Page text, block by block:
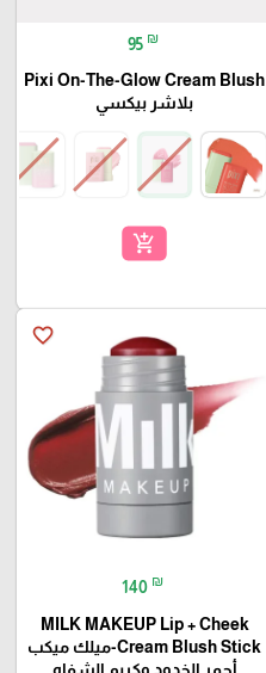
95 ₪
Pixi On-The-Glow Cream Blush
بلاشر بيكسي
add_shopping_cart
favorite_border
140 ₪
MILK MAKEUP Lip + Cheek
Cream Blush Stick-ميلك ميكب
أحمر الخدود وكريم الشفاه